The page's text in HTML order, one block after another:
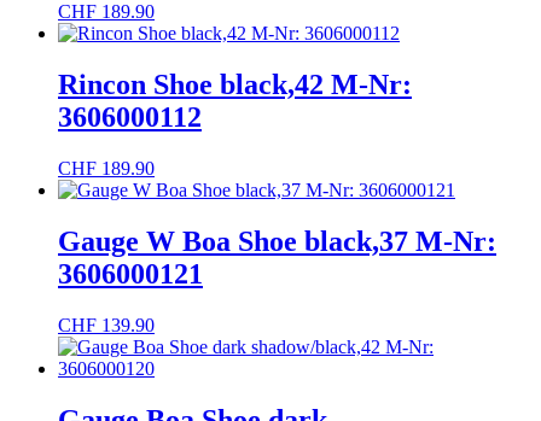
CHF 189.90
Rincon Shoe black,42 M-Nr:
3606000112
CHF 189.90
Gauge W Boa Shoe black,37 M-Nr:
3606000121
CHF 139.90